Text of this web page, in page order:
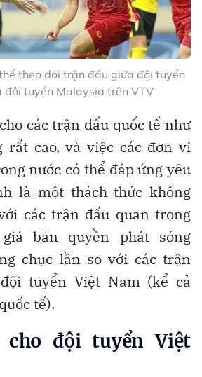
theo dõi trận đấu giữa đội tuyển
đội tuyển Malaysia trên VTV
các trận đấu quốc tế như
rất cao, và việc các đơn vị
nước có thể đáp ứng yêu
là một thách thức không
các trận đấu quan trọng
bản quyền phát sóng
chục lần so với các trận
tuyển Việt Nam (kể cả
tế).
cho đội tuyển Việt